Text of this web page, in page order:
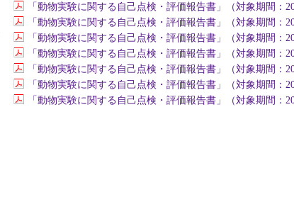
「動物実験に関する自己点検・評価報告書」（対象期間：
「動物実験に関する自己点検・評価報告書」（対象期間：
「動物実験に関する自己点検・評価報告書」（対象期間：
「動物実験に関する自己点検・評価報告書」（対象期間：
「動物実験に関する自己点検・評価報告書」（対象期間：
「動物実験に関する自己点検・評価報告書」（対象期間：
「動物実験に関する自己点検・評価報告書」（対象期間：